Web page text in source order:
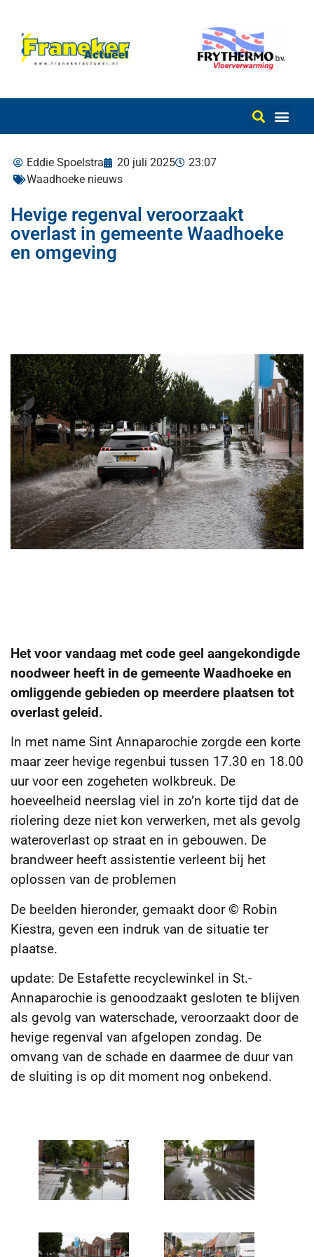
Eddie Spoelstra 20 juli 2025
23:07
Waadhoeke nieuws
Hevige regenval veroorzaakt
overlast in gemeente Waadhoeke
en omgeving
Het voor vandaag met code geel aangekondigde
noodweer heeft in de gemeente Waadhoeke en
omliggende gebieden op meerdere plaatsen tot
overlast geleid.
In met name Sint Annaparochie zorgde een korte
maar zeer hevige regenbui tussen 17.30 en 18.00
uur voor een zogeheten wolkbreuk. De
hoeveelheid neerslag viel in zo’n korte tijd dat de
riolering deze niet kon verwerken, met als gevolg
wateroverlast op straat en in gebouwen. De
brandweer heeft assistentie verleent bij het
oplossen van de problemen
De beelden hieronder, gemaakt door © Robin
Kiestra, geven een indruk van de situatie ter
plaatse.
update: De Estafette recyclewinkel in St.-
Annaparochie is genoodzaakt gesloten te blijven
als gevolg van waterschade, veroorzaakt door de
hevige regenval van afgelopen zondag. De
omvang van de schade en daarmee de duur van
de sluiting is op dit moment nog onbekend.